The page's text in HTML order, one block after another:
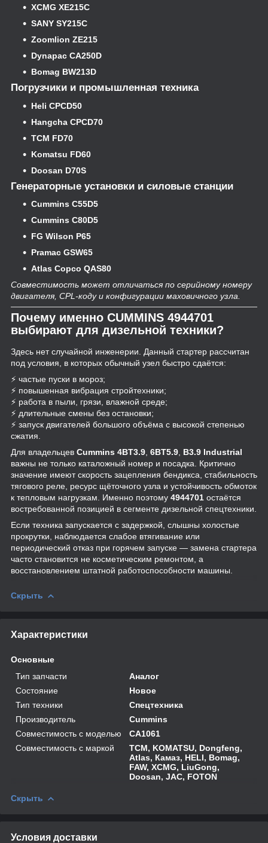
XCMG XE215C
SANY SY215C
Zoomlion ZE215
Dynapac CA250D
Bomag BW213D
Погрузчики и промышленная техника
Heli CPCD50
Hangcha CPCD70
TCM FD70
Komatsu FD60
Doosan D70S
Генераторные установки и силовые станции
Cummins C55D5
Cummins C80D5
FG Wilson P65
Pramac GSW65
Atlas Copco QAS80
Совместимость может отличаться по серийному номеру
двигателя, CPL-коду и конфигурации маховичного узла.
Почему именно CUMMINS 4944701
выбирают для дизельной техники?
Здесь нет случайной инженерии. Данный стартер рассчитан
под условия, в которых обычный узел быстро сдаётся:
⚡ частые пуски в мороз;
⚡ повышенная вибрация стройтехники;
⚡ работа в пыли, грязи, влажной среде;
⚡ длительные смены без остановки;
⚡ запуск двигателей большого объёма с высокой степенью
сжатия.
Для владельцев Cummins 4BT3.9 6BT5.9 B3.9 Industrial
важны не только каталожный номер и посадка. Критично
значение имеют скорость зацепления бендикса, стабильность
тягового реле, ресурс щёточного узла и устойчивость обмоток
к тепловым нагрузкам. Именно поэтому 4944701 остаётся
востребованной позицией в сегменте дизельной спецтехники.
Если техника запускается с задержкой, слышны холостые
прокрутки, наблюдается слабое втягивание или
периодический отказ при горячем запуске — замена стартера
часто становится не косметическим ремонтом, а
восстановлением штатной работоспособности машины.
Скрыть
Характеристики
Основные
Тип запчасти
Аналог
Состояние
Новое
Тип техники
Спецтехника
Производитель
Cummins
Совместимость с моделью
CA1061
Совместимость с маркой
TCM, KOMATSU, Dongfeng,
Atlas, Камаз, HELI, Bomag,
FAW, XCMG, LiuGong,
Doosan, JAC, FOTON
Скрыть
Условия доставки